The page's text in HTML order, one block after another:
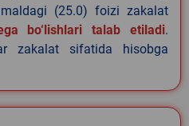
(25.0) foizi zakalat
bo‘lishlari talab etiladi.
zakalat sifatida hisobga